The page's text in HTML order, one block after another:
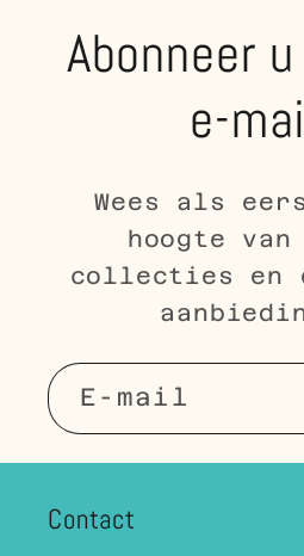
Abonneer
e-
Wees als
hoogte van
collecties en
E‑mail
Contact